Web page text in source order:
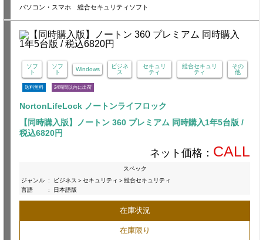
パソコン・スマホ 総合セキュリティソフト
ソフ
ト
ソフ
ト
Windows
ビジネ
ス
セキュリ
ティ
総合セキュリ
ティ
その
他
送料無料 24時間以内に出荷
NortonLifeLock ノートンライフロック
【同時購入版】ノートン 360 プレミアム 同時購入1年5台版 /
税込6820円
ネット価格： CALL
スペック
ジャンル :
ビジネス＞セキュリティ＞総合セキュリティ
言語
: 日本語版
在庫状況
在庫限り